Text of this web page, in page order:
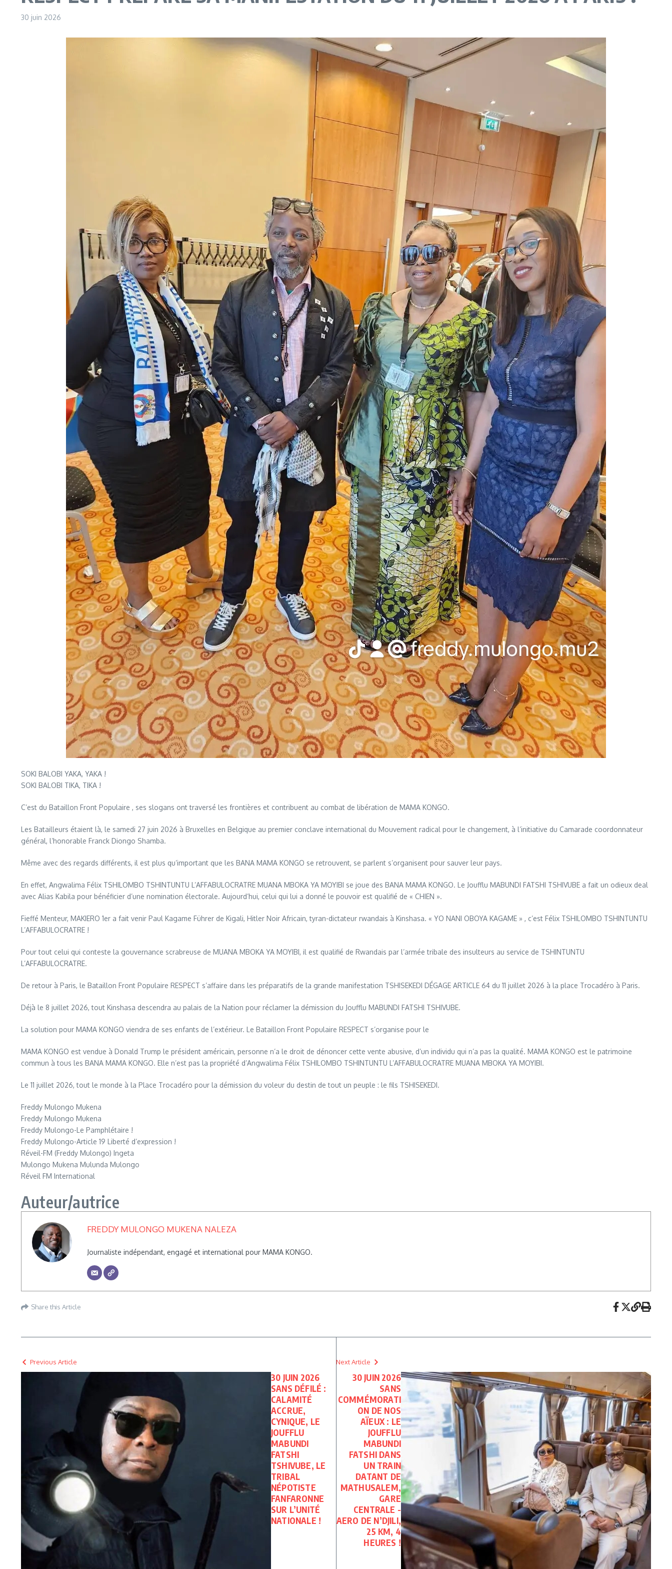
30 juin 2026
SOKI BALOBI YAKA, YAKA !
SOKI BALOBI TIKA, TIKA !
C’est du Bataillon Front Populaire , ses slogans ont traversé les frontières et contribuent au combat de libération de MAMA KONGO.
Les Batailleurs étaient là, le samedi 27 juin 2026 à Bruxelles en Belgique au premier conclave international du Mouvement radical pour le changement, à l’initiative du Camarade coordonnateur
général, l’honorable Franck Diongo Shamba.
Même avec des regards différents, il est plus qu’important que les BANA MAMA KONGO se retrouvent, se parlent s’organisent pour sauver leur pays.
En effet, Angwalima Félix TSHILOMBO TSHINTUNTU L’AFFABULOCRATRE MUANA MBOKA YA MOYIBI se joue des BANA MAMA KONGO. Le Joufflu MABUNDI FATSHI TSHIVUBE a fait un odieux deal
avec Alias Kabila pour bénéficier d’une nomination électorale. Aujourd’hui, celui qui lui a donné le pouvoir est qualifié de « CHIEN ».
Fieffé Menteur, MAKIERO 1er a fait venir Paul Kagame Führer de Kigali, Hitler Noir Africain, tyran-dictateur rwandais à Kinshasa. « YO NANI OBOYA KAGAME » , c’est Félix TSHILOMBO TSHINTUNTU
L’AFFABULOCRATRE !
Pour tout celui qui conteste la gouvernance scrabreuse de MUANA MBOKA YA MOYIBI, il est qualifié de Rwandais par l’armée tribale des insulteurs au service de TSHINTUNTU
L’AFFABULOCRATRE.
De retour à Paris, le Bataillon Front Populaire RESPECT s’affaire dans les préparatifs de la grande manifestation TSHISEKEDI DÉGAGE ARTICLE 64 du 11 juillet 2026 à la place Trocadéro à Paris.
Déjà le 8 juillet 2026, tout Kinshasa descendra au palais de la Nation pour réclamer la démission du Joufflu MABUNDI FATSHI TSHIVUBE.
La solution pour MAMA KONGO viendra de ses enfants de l’extérieur. Le Bataillon Front Populaire RESPECT s’organise pour le
MAMA KONGO est vendue à Donald Trump le président américain, personne n’a le droit de dénoncer cette vente abusive, d’un individu qui n’a pas la qualité. MAMA KONGO est le patrimoine
commun à tous les BANA MAMA KONGO. Elle n’est pas la propriété d’Angwalima Félix TSHILOMBO TSHINTUNTU L’AFFABULOCRATRE MUANA MBOKA YA MOYIBI.
Le 11 juillet 2026, tout le monde à la Place Trocadéro pour la démission du voleur du destin de tout un peuple : le fils TSHISEKEDI.
Freddy Mulongo Mukena
Freddy Mulongo Mukena
Freddy Mulongo-Le Pamphlétaire !
Freddy Mulongo-Article 19 Liberté d’expression !
Réveil-FM (Freddy Mulongo) Ingeta
Mulongo Mukena Mulunda Mulongo
Réveil FM International
Auteur/autrice
FREDDY MULONGO MUKENA NALEZA
Journaliste indépendant, engagé et international pour MAMA KONGO.
Share this Article
Previous Article
30 JUIN 2026
SANS DÉFILÉ :
CALAMITÉ
ACCRUE,
CYNIQUE, LE
JOUFFLU
MABUNDI
FATSHI
TSHIVUBE, LE
TRIBAL
NÉPOTISTE
FANFARONNE
SUR L’UNITÉ
NATIONALE !
Next Article
30 JUIN 2026
SANS
COMMÉMORATI
ON DE NOS
AÏEUX : LE
JOUFFLU
MABUNDI
FATSHI DANS
UN TRAIN
DATANT DE
MATHUSALEM,
GARE
CENTRALE -
AERO DE N’DJILI,
25 KM, 4
HEURES !